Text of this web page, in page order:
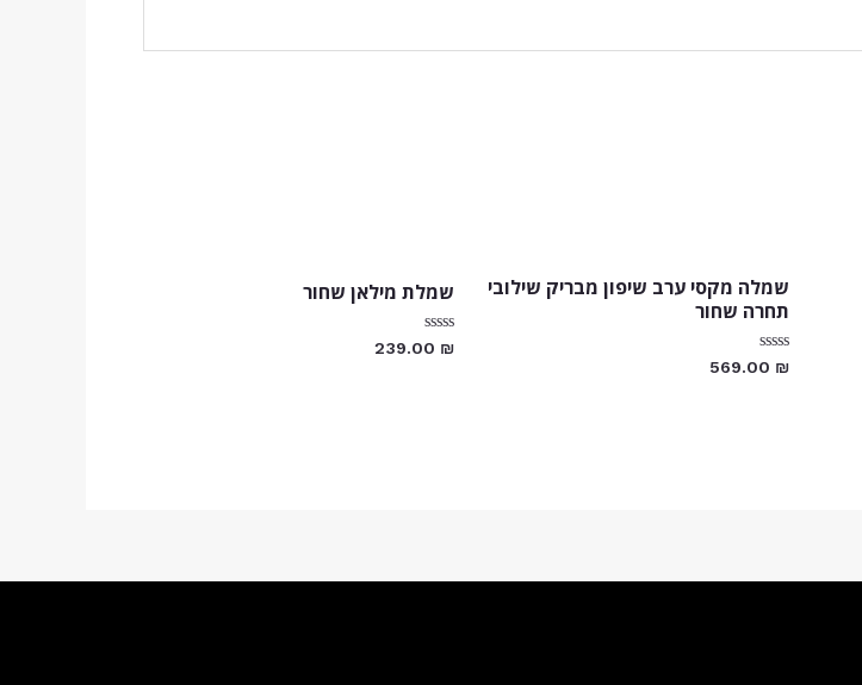
שמלה מקסי ערב שיפון מבריק שילובי
תחרה שחור
דורג569.00 ₪
שמלת מילאן שחור
דורג239.00 ₪